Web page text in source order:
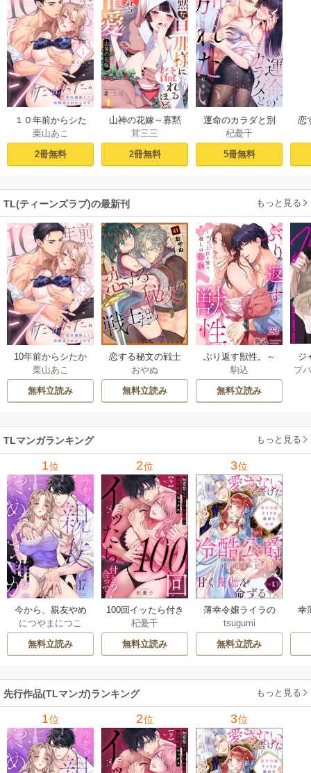
１０年前からシた
かった。～理性爆
散した幼馴染のわ
からせＨ（１）
栗山あこ
2冊無料
山神の花嫁～寡黙
な旦那様に溢れる
ほど注がれる寵愛
～【TL版】 1巻
茸三三
2冊無料
運命のカラダと別
れたい。～思い出
したくなかった、
元カレとのズブズ
杞憂千
5冊無料
恋
TL(ティーンズラブ)の最新刊 もっと見る
10年前からシたか
った。～理性爆散
した幼馴染のわか
らせＨ 12巻
栗山あこ
無料立読み
恋する秘文の戦士
たち【forcs edite
d】 43-44巻
おやぬ
無料立読み
ぶり返す獣性。～
カースト上位な男
の、10年越しの激
愛 23巻
駒込
無料立読み
ジ
ク
プ
TLマンガランキング もっと見る
1位
今から、親友やめ
ようか。～腐れ縁
同僚は甘い快楽で
私を壊す～
につやまにつこ
無料立読み
2位
100回イッたら付き
合って？ 無愛想な
ライバル同期の溺
愛絶倫セックス
杞憂千
無料立読み
3位
薄幸令嬢ライラの
数奇な結婚 愛さな
いと告げた冷酷公
爵は甘く夜伽を命
tsugumi
無料立読み
幸
先行作品(TLマンガ)ランキング もっと見る
1位 2位 3位